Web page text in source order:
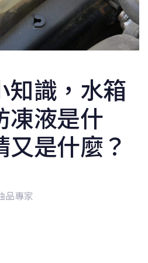
知識，水箱
凍液是什
又是什麼？
品專家